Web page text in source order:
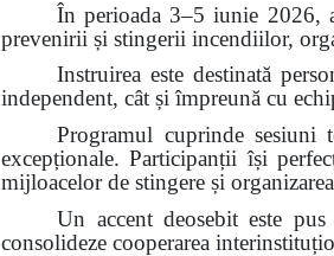
În perioada 3–5 iunie 2026,
prevenirii și stingerii incendiilor,
Instruirea este destinată
independent, cât și împreună cu
Programul cuprinde sesiuni
excepționale. Participanții își
mijloacelor de stingere și
Un accent deosebit este
consolideze cooperarea